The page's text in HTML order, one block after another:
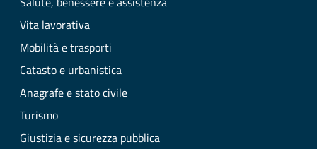
Vita lavorativa
Mobilità e trasporti
Catasto e urbanistica
Anagrafe e stato civile
Turismo
Giustizia e sicurezza pubblica